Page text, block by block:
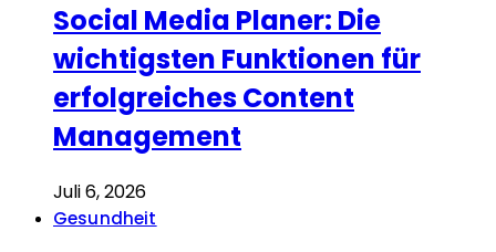
Social Media Planer: Die
wichtigsten Funktionen für
erfolgreiches Content
Management
Juli 6, 2026
Gesundheit